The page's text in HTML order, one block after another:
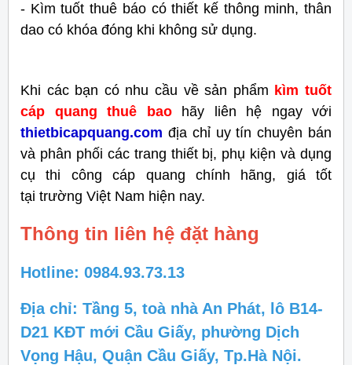
- Kìm tuốt thuê báo có thiết kế thông minh, thân
dao có khóa đóng khi không sử dụng.
Khi các bạn có nhu cầu về sản phẩm kìm tuốt
cáp quang thuê bao hãy liên hệ ngay với
thietbicapquang.com địa chỉ uy tín chuyên bán
và phân phối các trang thiết bị, phụ kiện và dụng
cụ thi công cáp quang chính hãng, giá tốt
tại trường Việt Nam hiện nay.
Thông tin liên hệ đặt hàng
Hotline: 0984.93.73.13
Địa chỉ: Tầng 5, toà nhà An Phát, lô B14-
D21 KĐT mới Cầu Giấy, phường Dịch
Vọng Hậu, Quận Cầu Giấy, Tp.Hà Nội.